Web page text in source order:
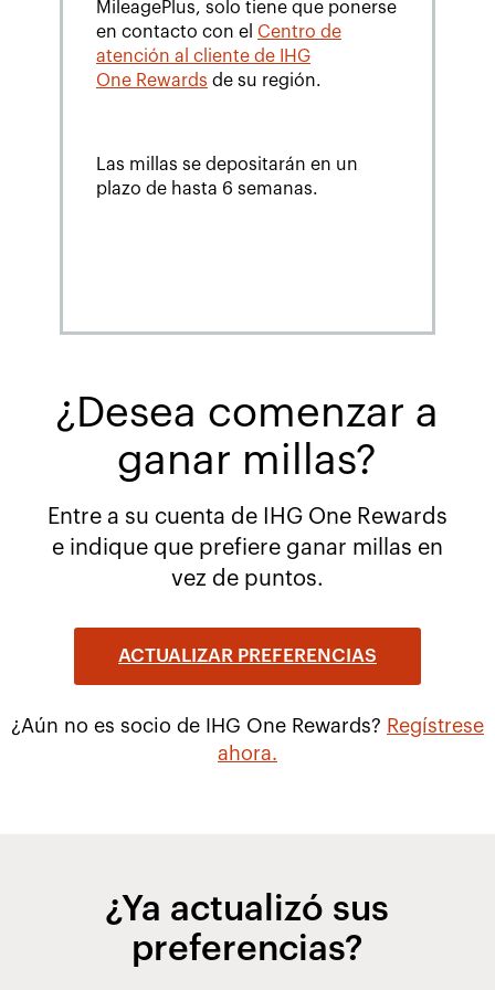
MileagePlus, solo tiene que ponerse
en contacto con el Centro de
atención al cliente de IHG
One Rewards de su región.
Las millas se depositarán en un
plazo de hasta 6 semanas.
¿Desea comenzar a
ganar millas?
Entre a su cuenta de IHG One Rewards
e indique que prefiere ganar millas en
vez de puntos.
ACTUALIZAR PREFERENCIAS
¿Aún no es socio de IHG One Rewards? Regístrese
ahora.
¿Ya actualizó sus
preferencias?